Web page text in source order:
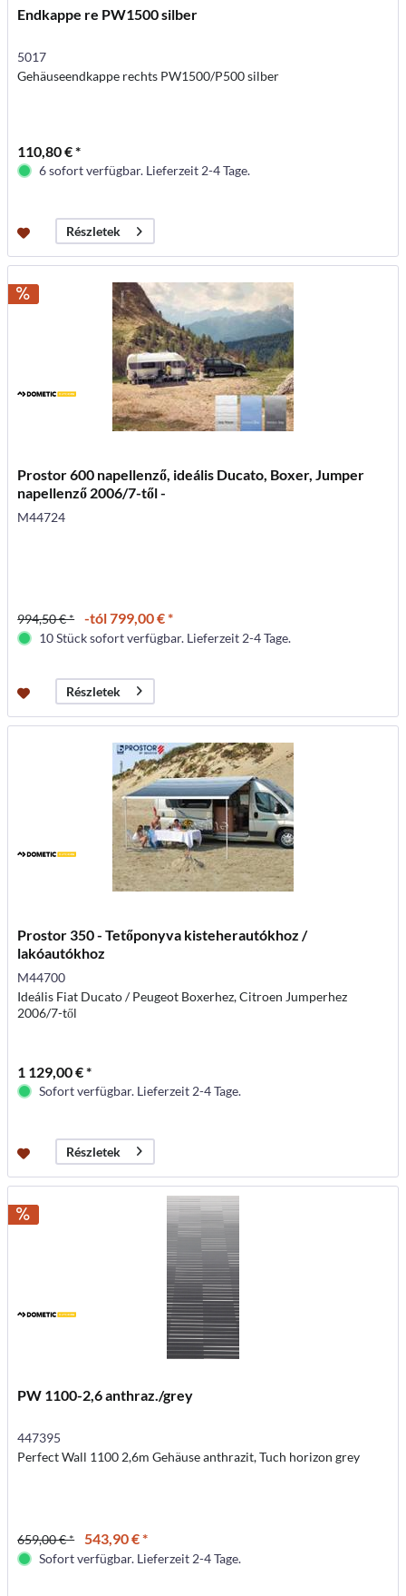
Endkappe re PW1500 silber
5017
Gehäuseendkappe rechts PW1500/P500 silber
110,80 € *
6 sofort verfügbar. Lieferzeit 2-4 Tage.
Részletek
Prostor 600 napellenző, ideális Ducato, Boxer, Jumper
napellenző 2006/7-től -
M44724
994,50 € * -tól 799,00 € *
10 Stück sofort verfügbar. Lieferzeit 2-4 Tage.
Részletek
Prostor 350 - Tetőponyva kisteherautókhoz /
lakóautókhoz
M44700
Ideális Fiat Ducato / Peugeot Boxerhez, Citroen Jumperhez
2006/7-től
1 129,00 € *
Sofort verfügbar. Lieferzeit 2-4 Tage.
Részletek
PW 1100-2,6 anthraz./grey
447395
Perfect Wall 1100 2,6m Gehäuse anthrazit, Tuch horizon grey
659,00 € * 543,90 € *
Sofort verfügbar. Lieferzeit 2-4 Tage.